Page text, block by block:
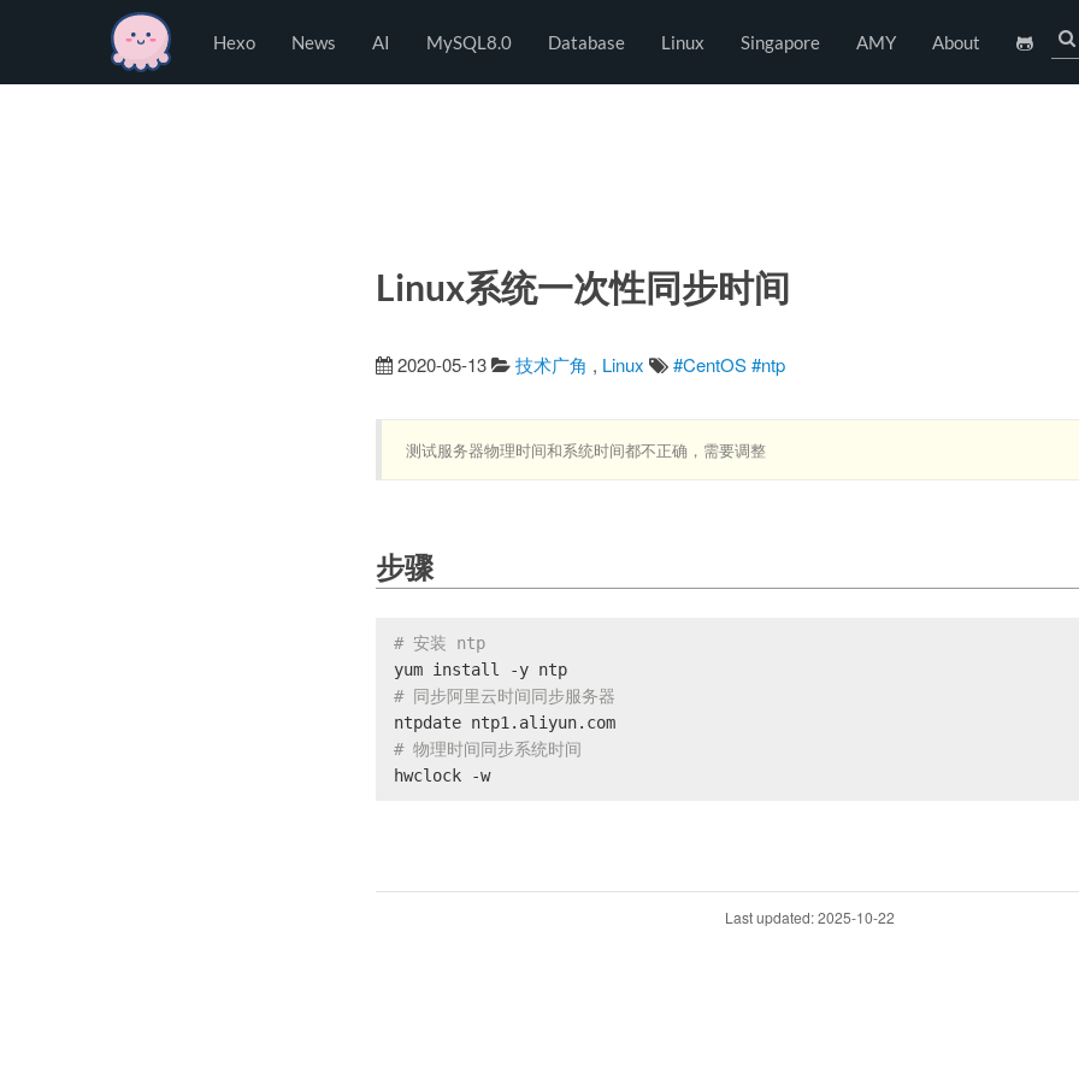
Hexo News AI MySQL8.0 Database Linux Singapore AMY About
Linux系统一次性同步时间
2020-05-13 技术广角 , Linux #CentOS#ntp
测试服务器物理时间和系统时间都不正确，需要调整
步骤
# 安装 ntp
yum install -y ntp
# 同步阿里云时间同步服务器
ntpdate ntp1.aliyun.com
# 物理时间同步系统时间
hwclock -w
Last updated: 2025-10-22